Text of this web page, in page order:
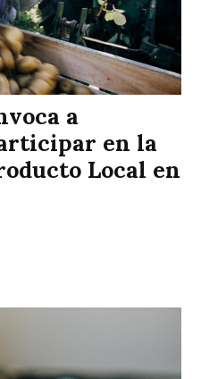
a
en la
Local en